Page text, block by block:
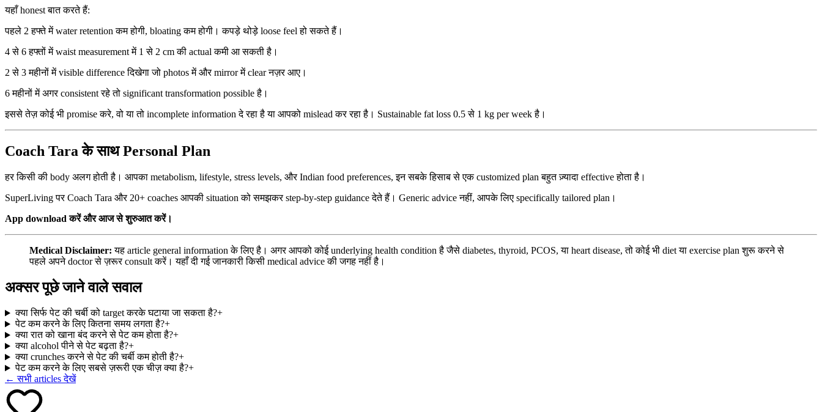
यहाँ honest बात करते हैं:
पहले 2 हफ्ते में water retention कम होगी, bloating कम होगी। कपड़े थोड़े loose feel हो सकते हैं।
4 से 6 हफ्तों में waist measurement में 1 से 2 cm की actual कमी आ सकती है।
2 से 3 महीनों में visible difference दिखेगा जो photos में और mirror में clear नज़र आए।
6 महीनों में अगर consistent रहे तो significant transformation possible है।
इससे तेज़ कोई भी promise करे, वो या तो incomplete information दे रहा है या आपको mislead कर रहा है। Sustainable fat loss 0.5 से 1 kg per week है।
Coach Tara के साथ Personal Plan
हर किसी की body अलग होती है। आपका metabolism, lifestyle, stress levels, और Indian food preferences, इन सबके हिसाब से एक customized plan बहुत ज़्यादा effective होता है।
SuperLiving पर Coach Tara और 20+ coaches आपकी situation को समझकर step-by-step guidance देते हैं। Generic advice नहीं, आपके लिए specifically tailored plan।
App download करें और आज से शुरुआत करें।
Medical Disclaimer: यह article general information के लिए है। अगर आपको कोई underlying health condition है जैसे diabetes, thyroid, PCOS, या heart disease, तो कोई भी diet या exercise plan शुरू करने से
पहले अपने doctor से ज़रूर consult करें। यहाँ दी गई जानकारी किसी medical advice की जगह नहीं है।
अक्सर पूछे जाने वाले सवाल
क्या सिर्फ पेट की चर्बी को target करके घटाया जा सकता है?+
पेट कम करने के लिए कितना समय लगता है?+
क्या रात को खाना बंद करने से पेट कम होता है?+
क्या alcohol पीने से पेट बढ़ता है?+
क्या crunches करने से पेट की चर्बी कम होती है?+
पेट कम करने के लिए सबसे ज़रूरी एक चीज़ क्या है?+
← सभी articles देखें